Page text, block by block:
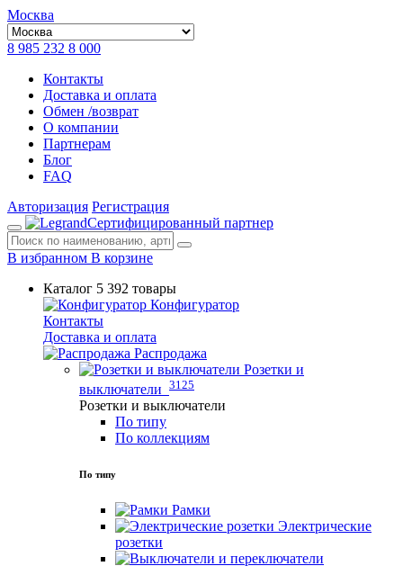
Москва
8 985 232 8 000
Контакты
Доставка и оплата
Обмен /возврат
О компании
Партнерам
Блог
FAQ
Авторизация Регистрация
Сертифицированный партнер
В избранном В корзине
Каталог 5 392 товары
Конфигуратор
Контакты
Доставка и оплата
Распродажа
Розетки и
выключатели 3125
Розетки и выключатели
По типу
По коллекциям
По типу
Рамки
Электрические
розетки